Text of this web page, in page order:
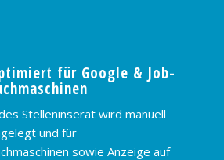
für Google & Job-
Stelleninserat wird manuell
und für
sowie Anzeige auf